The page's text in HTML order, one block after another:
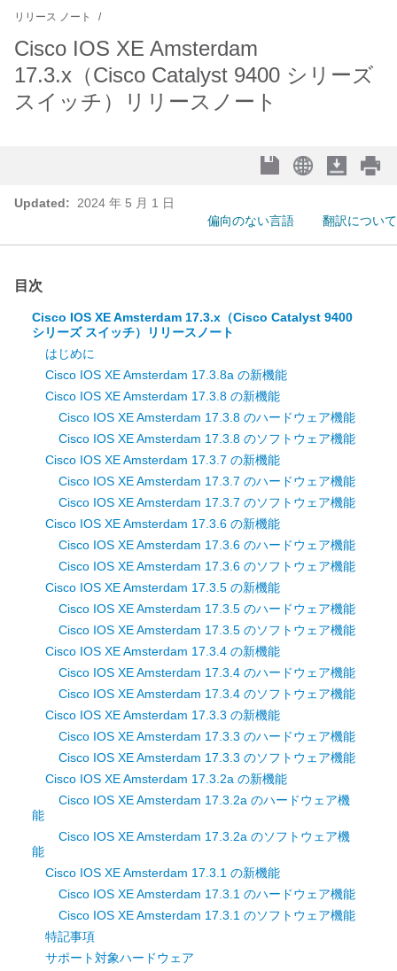
リリース ノート
Cisco IOS XE Amsterdam
17.3.x（Cisco Catalyst 9400 シリーズ
スイッチ）リリースノート
Updated:
2024 年 5 月 1 日
偏向のない言語
翻訳について
目次
Cisco IOS XE Amsterdam 17.3.x（Cisco Catalyst 9400
シリーズ スイッチ）リリースノート
はじめに
Cisco IOS XE Amsterdam 17.3.8a の新機能
Cisco IOS XE Amsterdam 17.3.8 の新機能
Cisco IOS XE Amsterdam 17.3.8 のハードウェア機能
Cisco IOS XE Amsterdam 17.3.8 のソフトウェア機能
Cisco IOS XE Amsterdam 17.3.7 の新機能
Cisco IOS XE Amsterdam 17.3.7 のハードウェア機能
Cisco IOS XE Amsterdam 17.3.7 のソフトウェア機能
Cisco IOS XE Amsterdam 17.3.6 の新機能
Cisco IOS XE Amsterdam 17.3.6 のハードウェア機能
Cisco IOS XE Amsterdam 17.3.6 のソフトウェア機能
Cisco IOS XE Amsterdam 17.3.5 の新機能
Cisco IOS XE Amsterdam 17.3.5 のハードウェア機能
Cisco IOS XE Amsterdam 17.3.5 のソフトウェア機能
Cisco IOS XE Amsterdam 17.3.4 の新機能
Cisco IOS XE Amsterdam 17.3.4 のハードウェア機能
Cisco IOS XE Amsterdam 17.3.4 のソフトウェア機能
Cisco IOS XE Amsterdam 17.3.3 の新機能
Cisco IOS XE Amsterdam 17.3.3 のハードウェア機能
Cisco IOS XE Amsterdam 17.3.3 のソフトウェア機能
Cisco IOS XE Amsterdam 17.3.2a の新機能
Cisco IOS XE Amsterdam 17.3.2a のハードウェア機
能
Cisco IOS XE Amsterdam 17.3.2a のソフトウェア機
能
Cisco IOS XE Amsterdam 17.3.1 の新機能
Cisco IOS XE Amsterdam 17.3.1 のハードウェア機能
Cisco IOS XE Amsterdam 17.3.1 のソフトウェア機能
特記事項
サポート対象ハードウェア